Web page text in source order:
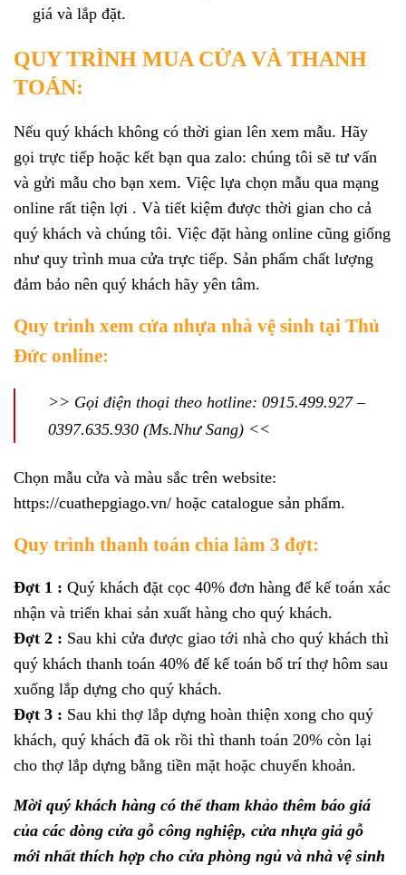
giá và lắp đặt.
QUY TRÌNH MUA CỬA VÀ THANH
TOÁN:
Nếu quý khách không có thời gian lên xem mẫu. Hãy
gọi trực tiếp hoặc kết bạn qua zalo: chúng tôi sẽ tư vấn
và gửi mẫu cho bạn xem. Việc lựa chọn mẫu qua mạng
online rất tiện lợi . Và tiết kiệm được thời gian cho cả
quý khách và chúng tôi. Việc đặt hàng online cũng giống
như quy trình mua cửa trực tiếp. Sản phẩm chất lượng
đảm bảo nên quý khách hãy yên tâm.
Quy trình xem cửa nhựa nhà vệ sinh tại Thủ
Đức online:
>> Gọi điện thoại theo hotline: 0915.499.927 –
0397.635.930 (Ms.Như Sang) <<
Chọn mẫu cửa và màu sắc trên website:
https://cuathepgiago.vn/ hoặc catalogue sản phẩm.
Quy trình thanh toán chia làm 3 đợt:
Đợt 1 : Quý khách đặt cọc 40% đơn hàng để kế toán xác
nhận và triển khai sản xuất hàng cho quý khách.
Đợt 2 : Sau khi cửa được giao tới nhà cho quý khách thì
quý khách thanh toán 40% để kế toán bố trí thợ hôm sau
xuống lắp dựng cho quý khách.
Đợt 3 : Sau khi thợ lắp dựng hoàn thiện xong cho quý
khách, quý khách đã ok rồi thì thanh toán 20% còn lại
cho thợ lắp dựng bằng tiền mặt hoặc chuyển khoản.
Mời quý khách hàng có thể tham khảo thêm báo giá
của các dòng cửa gỗ công nghiệp, cửa nhựa giả gỗ
mới nhất thích hợp cho cửa phòng ngủ và nhà vệ sinh